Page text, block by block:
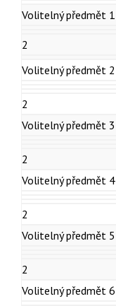
Volitelný předmět 1
2
Volitelný předmět 2
2
Volitelný předmět 3
2
Volitelný předmět 4
2
Volitelný předmět 5
2
Volitelný předmět 6